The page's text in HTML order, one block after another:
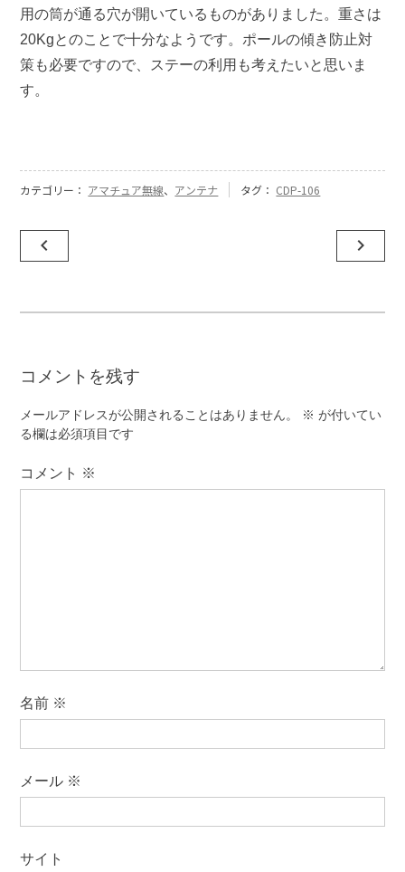
用の筒が通る穴が開いているものがありました。重さは
20Kgとのことで十分なようです。ポールの傾き防止対
策も必要ですので、ステーの利用も考えたいと思いま
す。
カテゴリー： アマチュア無線、 アンテナ タグ： CDP-106
稿
ー
シ
ョ
navigate_before navigate_next
コメントを残す
メールアドレスが公開されることはありません。 ※ が付いてい
る欄は必須項目です
コメント ※
名前 ※
メール ※
サイト